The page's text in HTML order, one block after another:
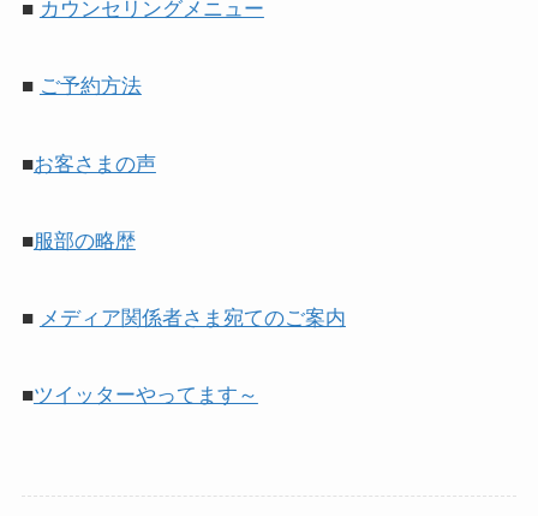
■ カウンセリングメニュー
■ ご予約方法
■お客さまの声
■服部の略歴
■ メディア関係者さま宛てのご案内
■ツイッターやってます～